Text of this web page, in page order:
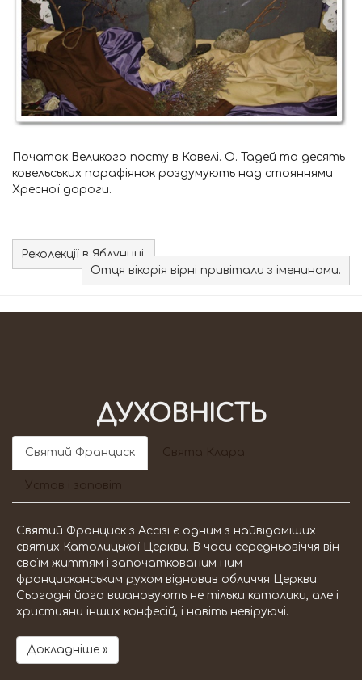
Початок Великого посту в Ковелі. О. Тадей та десять
ковельських парафіянок роздумують над стояннями
Хресної дороги.
Реколекції в Яблуниці.
Отця вікарія вірні привітали з іменинами.
ДУХОВНІСТЬ
Святий Франциск Свята Клара
Устав і заповіт
Святий Франциск з Ассізі є одним з найвідоміших
святих Католицької Церкви. В часи середньовіччя він
своїм життям і започаткованим ним
францисканським рухом відновив обличчя Церкви.
Сьогодні його вшановують не тільки католики, але і
християни інших конфесій, і навіть невіруючі.
Докладніше »